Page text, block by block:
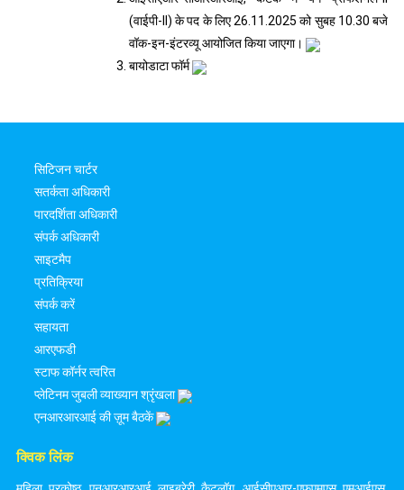
(वाईपी-II) के पद के लिए 26.11.2025 को सुबह 10.30 बजे
वॉक-इन-इंटरव्यू आयोजित किया जाएगा।
बायोडाटा फॉर्म
सिटिजन चार्टर
सतर्कता अधिकारी
पारदर्शिता अधिकारी
संपर्क अधिकारी
साइटमैप
प्रतिक्रिया
संपर्क करें
सहायता
आरएफडी
स्टाफ कॉर्नर त्वरित
प्लेटिनम जुबली व्याख्यान श्रृंखला
एनआरआरआई की ज़ूम बैठकें
क्विक लिंक